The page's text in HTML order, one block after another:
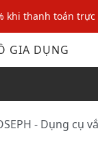
khi thanh toán
đầu cho thành
khi thanh toán
GIA DỤNG
- Dụng cụ